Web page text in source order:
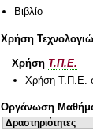
Βιβλίο
Χρήση
Χρήση Τ.Π.Ε.
Χρήση Τ.Π.Ε.
Οργάνωση
Δραστηριότητες